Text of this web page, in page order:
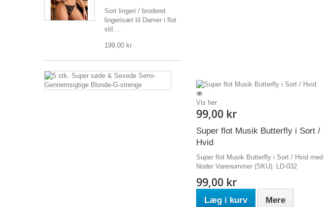
Sort lingeri / broderet
lingerisæt til Damer i flot
stil....
199,00 kr
Super
søde
Sexede
Semi-
Gennemsigtige
Blonde-
strenge
Vis her
99,00 kr
Super flot Musik Butterfly i Sort /
Hvid
Super flot Musik Butterfly i Sort / Hvid med
Noder Varenummer (SKU): LD-032
99,00 kr
Læg i kurv Mere